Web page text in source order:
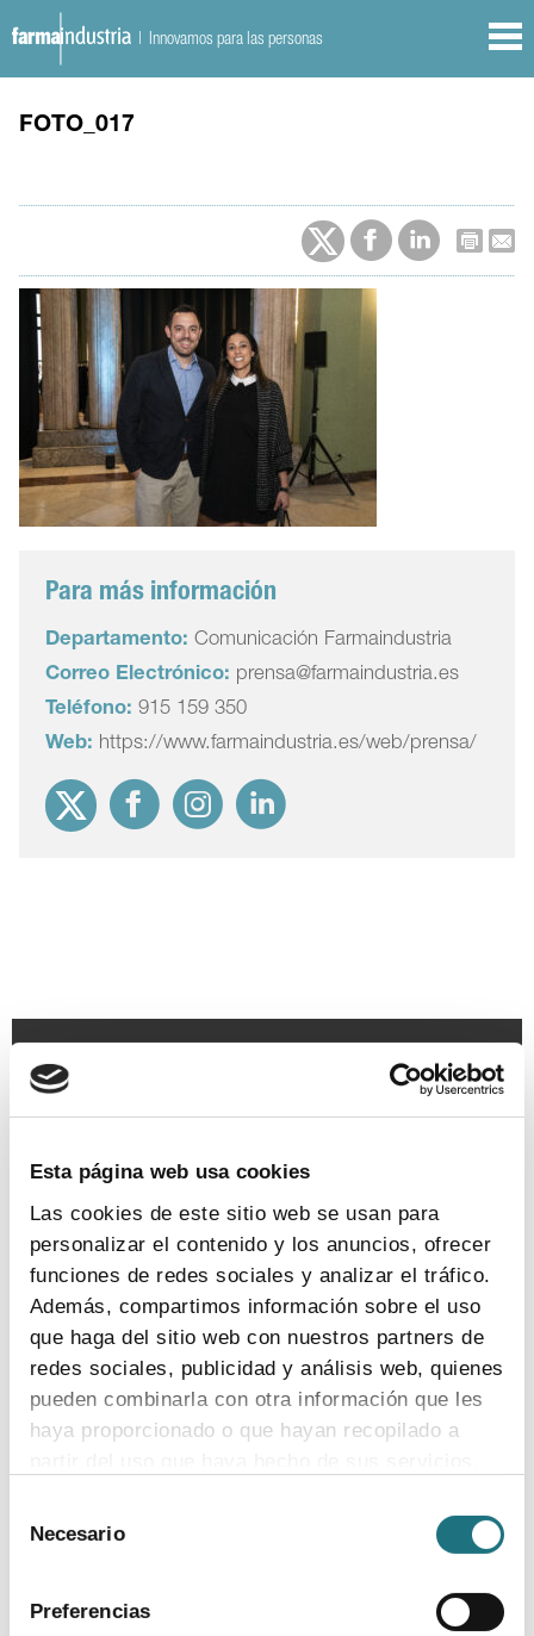
Esta página web usa cookies
Las cookies de este sitio web se usan para
personalizar el contenido y los anuncios, ofrecer
funciones de redes sociales y analizar el tráfico.
Además, compartimos información sobre el uso
que haga del sitio web con nuestros partners de
redes sociales, publicidad y análisis web, quienes
pueden combinarla con otra información que les
haya proporcionado o que hayan recopilado a
Para más información puede acceder a nuestra
Necesario
Preferencias
| Innovamos para las personas
FOTO_017
Para más información
Departamento: Comunicación Farmaindustria
Correo Electrónico: prensa@farmaindustria.es
Teléfono: 915 159 350
Web: https://www.farmaindustria.es/web/prensa/
TEMAS
Acceso Coronavirus Ensayos clínicos Farmaindustria
Legislación MedicamentosPacientes
INDICADORES
El valor estratégico de la industria
farmacéutica (2024)
ver más
Encuesta de empleo en la industria
ver más